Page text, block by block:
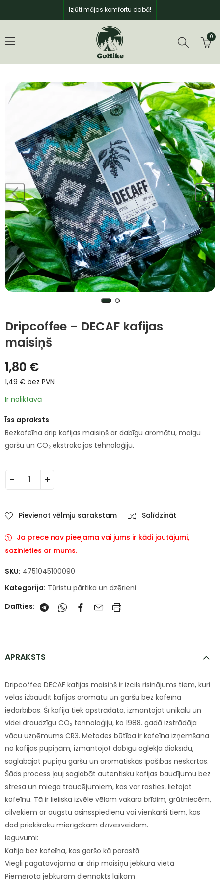
Izjūti mājas komfortu dabā!
0
Dripcoffee – DECAF kafijas
maisiņš
1,80 €
1,49 € bez PVN
Ir noliktavā
Īss apraksts
Bezkofeīna drip kafijas maisiņš ar dabīgu aromātu, maigu
garšu un CO₂ ekstrakcijas tehnoloģiju.
Pievienot vēlmju sarakstam Salīdzināt
Ja prece nav pieejama vai jums ir kādi jautājumi,
sazinieties ar mums.
SKU: 4751045100090
Kategorija: Tūristu pārtika un dzērieni
Dalīties:
APRAKSTS
Dripcoffee DECAF kafijas maisiņš ir izcils risinājums tiem, kuri
vēlas izbaudīt kafijas aromātu un garšu bez kofeīna
iedarbības. Šī kafija tiek apstrādāta, izmantojot unikālu un
videi draudzīgu CO₂ tehnoloģiju, ko 1988. gadā izstrādāja
vācu uzņēmums CR3. Metodes būtība ir kofeīna izņemšana
no kafijas pupiņām, izmantojot dabīgu oglekļa dioksīdu,
saglabājot pupiņu garšu un aromātiskās īpašības neskartas.
Šāds process ļauj saglabāt autentisku kafijas baudījumu bez
stresa un miega traucējumiem, kas var rasties, lietojot
kofeīnu. Tā ir lieliska izvēle vēlam vakara brīdim, grūtniecēm,
cilvēkiem ar augstu asinsspiedienu vai vienkārši tiem, kas
dod priekšroku mierīgākam dzīvesveidam.
Ieguvumi:
Kafija bez kofeīna, kas garšo kā parastā
Viegli pagatavojama ar drip maisiņu jebkurā vietā
Piemērota jebkuram diennakts laikam